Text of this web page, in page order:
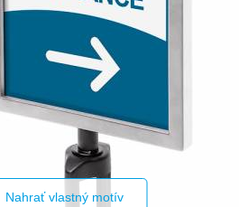
Nahrať vlastný motív